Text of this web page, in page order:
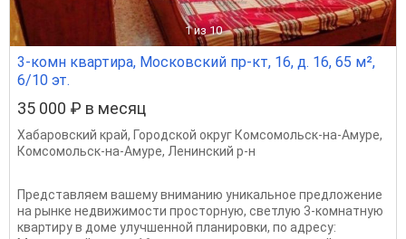
1 из 10
3-комн квартира, Московский пр-кт, 16, д. 16, 65 м²,
6/10 эт.
35 000 ₽ в месяц
Хабаровский край, Городской округ Комсомольск-на-Амуре,
Комсомольск-на-Амуре, Ленинский р-н
Представляем вашему вниманию уникальное предложение
на рынке недвижимости просторную, светлую 3-комнатную
квартиру в доме улучшенной планировки, по адресу: